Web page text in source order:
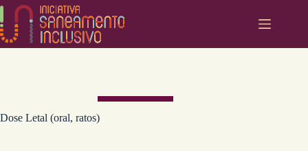
Pular
o
conteúdo
Dose Letal (oral, ratos)